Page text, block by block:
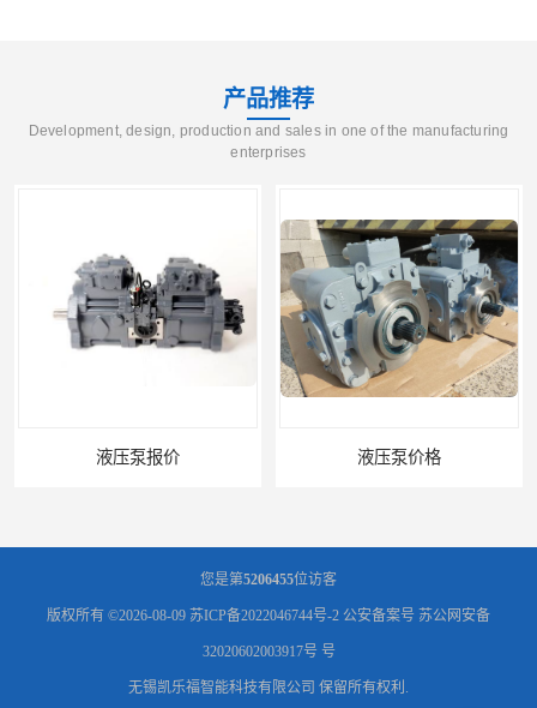
产品推荐
Development, design, production and sales in one of the manufacturing
enterprises
液压泵报价 液压泵价格
您是第5206455位访客
版权所有 ©2026-08-09 苏ICP备2022046744号-2 公安备案号 苏公网安备
32020602003917号 号
无锡凯乐福智能科技有限公司 保留所有权利.